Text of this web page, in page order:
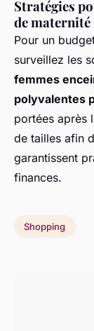
Stratégies
de maternité
Pour un
surveillez les
femmes
polyvalentes
portées après
de tailles afin
garantissent
finances.
Shopping